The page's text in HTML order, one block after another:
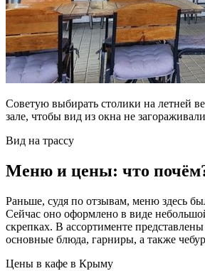
Советую выбирать столики на летней
зале, чтобы вид из окна не
Вид на трассу
Меню и цены: что
Раньше, судя по отзывам, меню здесь
Сейчас оно оформлено в виде
скрепках. В ассортименте
основные блюда, гарниры, а также
Цены в кафе в Крыму